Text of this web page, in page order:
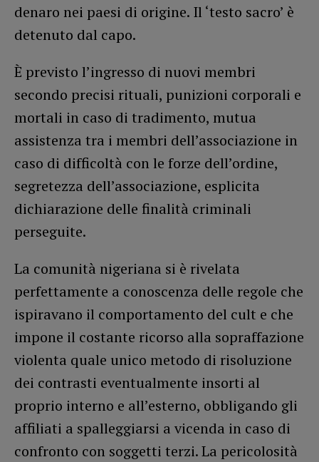
denaro nei paesi di origine. Il ‘testo sacro’ è
detenuto dal capo.
È previsto l’ingresso di nuovi membri
secondo precisi rituali, punizioni corporali e
mortali in caso di tradimento, mutua
assistenza tra i membri dell’associazione in
caso di difficoltà con le forze dell’ordine,
segretezza dell’associazione, esplicita
dichiarazione delle finalità criminali
perseguite.
La comunità nigeriana si è rivelata
perfettamente a conoscenza delle regole che
ispiravano il comportamento del cult e che
impone il costante ricorso alla sopraffazione
violenta quale unico metodo di risoluzione
dei contrasti eventualmente insorti al
proprio interno e all’esterno, obbligando gli
affiliati a spalleggiarsi a vicenda in caso di
confronto con soggetti terzi. La pericolosità